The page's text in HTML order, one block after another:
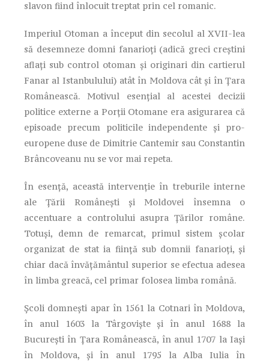
slavon fiind înlocuit treptat prin cel romanic.
Imperiul Otoman a început din secolul al XVII-lea
să desemneze domni fanarioți (adică greci creștini
aflați sub control otoman și originari din cartierul
Fanar al Istanbulului) atât în Moldova cât și în Țara
Românească. Motivul esențial al acestei decizii
politice externe a Porții Otomane era asigurarea că
episoade precum politicile independente și pro-
europene duse de Dimitrie Cantemir sau Constantin
Brâncoveanu nu se vor mai repeta.
În esență, această intervenție în treburile interne
ale Țării Românești și Moldovei însemna o
accentuare a controlului asupra Țărilor române.
Totuși, demn de remarcat, primul sistem școlar
organizat de stat ia ființă sub domnii fanarioți, și
chiar dacă învățământul superior se efectua adesea
în limba greacă, cel primar folosea limba română.
Școli domnești apar în 1561 la Cotnari în Moldova,
în anul 1603 la Târgoviște și în anul 1688 la
București în Țara Românească, în anul 1707 la Iași
în Moldova, și în anul 1795 la Alba Iulia în